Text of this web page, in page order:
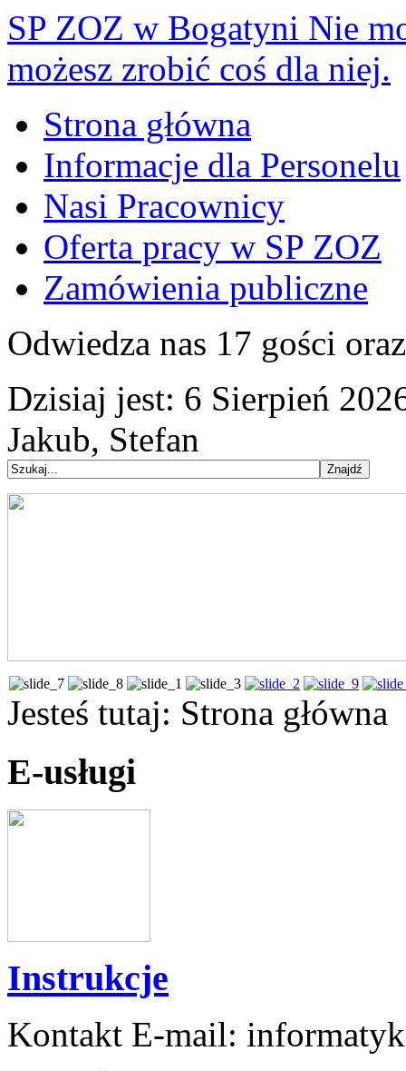
SP ZOZ w Bogatyni Nie
możesz zrobić coś dla niej.
Strona główna
Informacje dla Personelu
Nasi Pracownicy
Oferta pracy w SP ZOZ
Zamówienia publiczne
Odwiedza nas 17 gości
Dzisiaj jest: 6 Sierpień
Jakub, Stefan
Jesteś tutaj: Strona główna
E-usługi
Instrukcje
Kontakt E-mail: